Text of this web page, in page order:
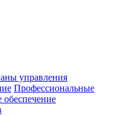
управления
Профессиональные
обеспечение